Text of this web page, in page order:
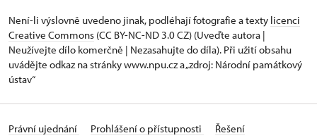
Není-li výslovně uvedeno jinak, podléhají fotografie a texty licenci
Creative Commons (CC BY-NC-ND 3.0 CZ) (Uveďte autora |
Neužívejte dílo komerčně | Nezasahujte do díla). Při užití obsahu
uvádějte odkaz na stránky www.npu.cz a „zdroj: Národní památkový
ústav“
Právní ujednání Prohlášení o přístupnosti
Řešení